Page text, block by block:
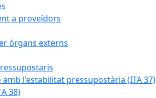
a proveïdors
òrgans externs
l'estabilitat pressupostària (ITA 37)
38)